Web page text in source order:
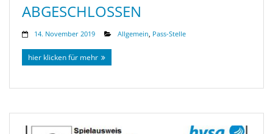
ABGESCHLOSSEN
14. November 2019 Allgemein Pass-Stelle
hier klicken für mehr